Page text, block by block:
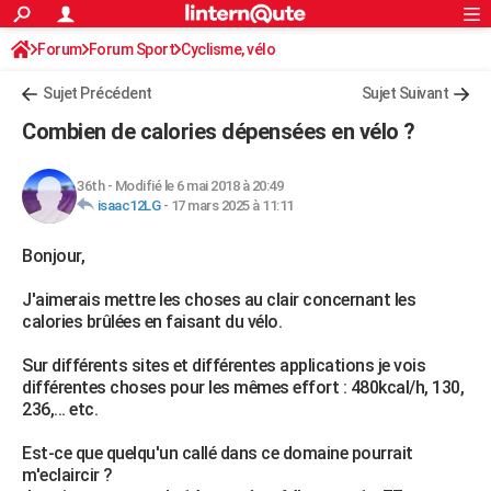
ACTUALITÉS
Politique
Société
Faits Divers
Education
Monde
Villes
+
Retraite
Impôts
Epargne
Immobilier
Risques naturels par ville
Banque
Assurance
Crédit
AUTO
HIGH-TECH
BRICOLAGE
Forum
Aménagement intérieur
Extérieur
Cuisine
Salle de bains
Jardinage
Rangement
Guides de France
Escapades
Patrimoine
Expositions
Musées
Week-end nature
LIFESTYLE
Art de vivre
Bien-être
Loisirs
Modes de vie
Alimentation
Guide de la santé
Maladies
Médicaments
Sommeil
VOYAGE
S'inscrire
Connexion
Forum Forum Sport Cyclisme, vélo
Sujet Précédent Sujet Suivant
Combien de calories dépensées en vélo ?
36th- Modifié le 6 mai 2018 à 20:49
isaac12LG- 17 mars 2025 à 11:11
Bonjour,
J'aimerais mettre les choses au clair concernant les
calories brûlées en faisant du vélo.
Sur différents sites et différentes applications je vois
différentes choses pour les mêmes effort : 480kcal/h, 130,
236,... etc.
Est-ce que quelqu'un callé dans ce domaine pourrait
m'eclaircir ?